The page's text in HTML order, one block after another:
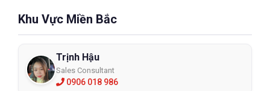
Khu Vực Miền Bắc
Trịnh Hậu
Sales Consultant
0906 018 986